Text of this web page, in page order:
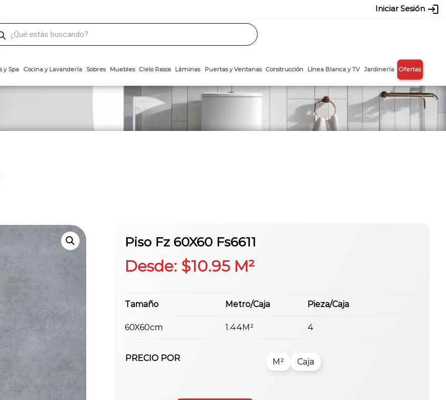
Iniciar Sesión login
de
productos
Línea Blanca y
Piso Fz 60X60 Fs6611
Desde: $10.95M²
Tamaño Metro/Caja Pieza/Caja
60X60cm 1.44M² 4
PRECIO POR M² Caja